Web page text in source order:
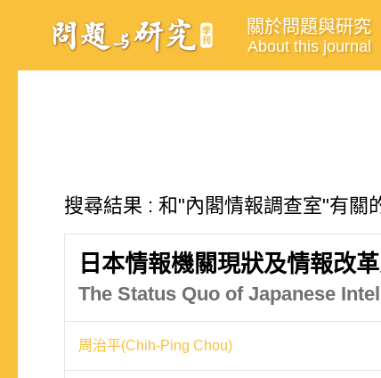
關於問題與研究
About this journal
搜尋結果 : 和"內閣情報調查室"有關
日本情報機關現狀及情報改
The Status Quo of Japanese
周治平(Chih-Ping Chou)